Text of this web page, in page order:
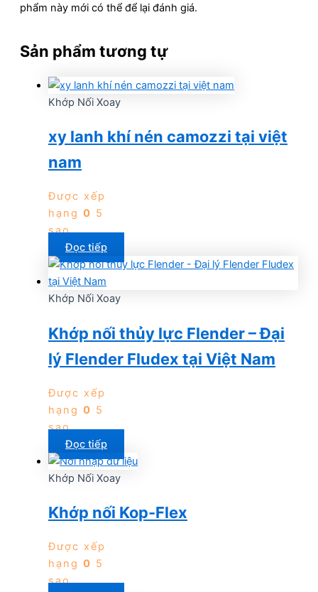
phẩm này mới có thể để lại đánh giá.
Sản phẩm tương tự
Khớp Nối Xoay
xy lanh khí nén camozzi tại việt
nam
Được xếp
hạng 0 5
sao
Đọc tiếp
Khớp Nối Xoay
Khớp nối thủy lực Flender – Đại
lý Flender Fludex tại Việt Nam
Được xếp
hạng 0 5
sao
Đọc tiếp
Khớp Nối Xoay
Khớp nối Kop-Flex
Được xếp
hạng 0 5
sao